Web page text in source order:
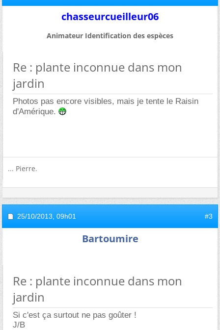
chasseurcueilleur06
Animateur Identification des espèces
Re : plante inconnue dans mon
jardin
Photos pas encore visibles, mais je tente le Raisin
d'Amérique.
... Pierre.
25/10/2013, 09h01 #3
Bartoumire
Re : plante inconnue dans mon
jardin
Si c'est ça surtout ne pas goûter !
J/B